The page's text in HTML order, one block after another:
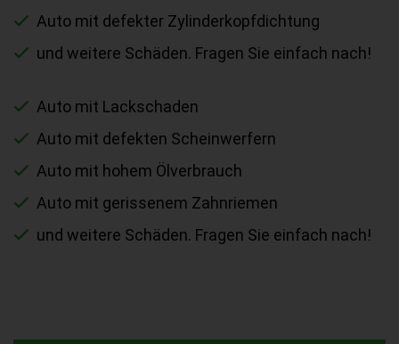
Auto mit defekter Zylinderkopfdichtung
und weitere Schäden. Fragen Sie einfach nach!
Auto mit Lackschaden
Auto mit defekten Scheinwerfern
Auto mit hohem Ölverbrauch
Auto mit gerissenem Zahnriemen
und weitere Schäden. Fragen Sie einfach nach!